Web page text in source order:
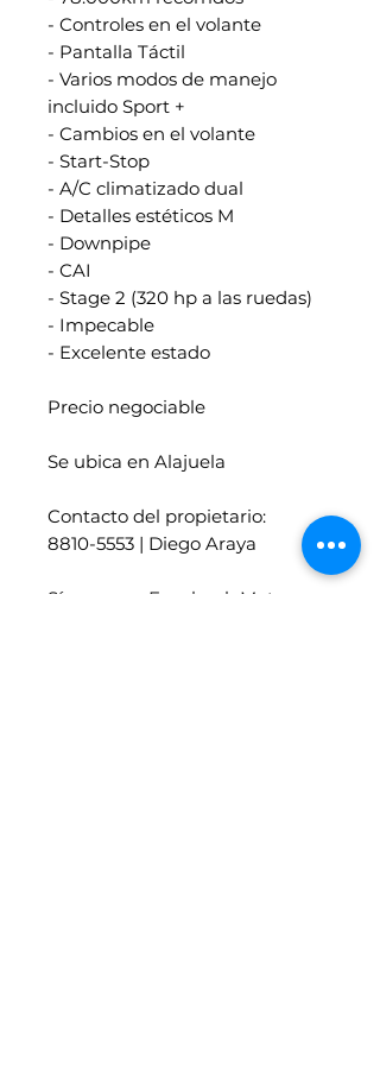
- Controles en el volante
- Pantalla Táctil
- Varios modos de manejo
incluido Sport +
- Cambios en el volante
- Start-Stop
- A/C climatizado dual
- Detalles estéticos M
- Downpipe
- CAI
- Stage 2 (320 hp a las ruedas)
- Impecable
- Excelente estado
Precio negociable
Se ubica en Alajuela
Contacto del propietario:
8810-5553 | Diego Araya
Síganos en Facebook Motores